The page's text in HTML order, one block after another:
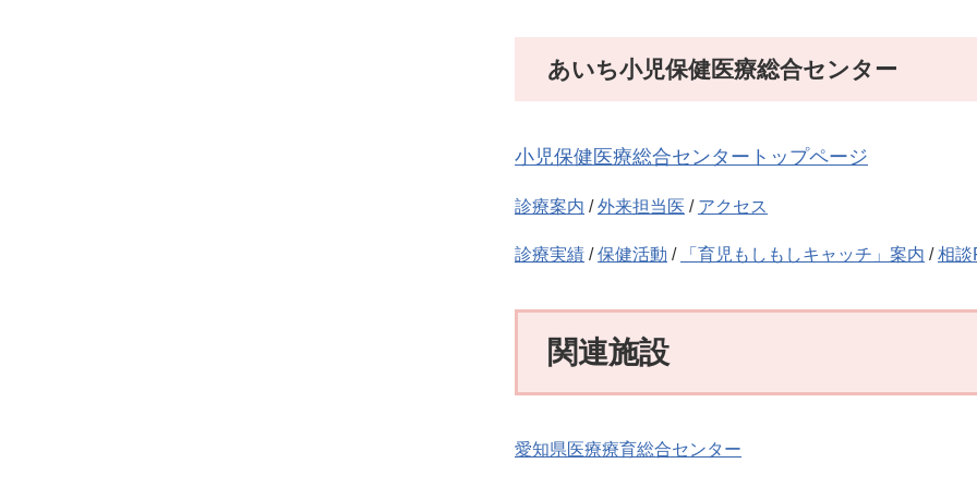
あいち小児保健医療総合センター
小児保健医療総合センタートップページ
診療案内 /外来担当医 / アクセス
診療実績 /保健活動 / 「育児もしもしキャッチ」案内 /相談
関連施設
愛知県医療療育総合センター